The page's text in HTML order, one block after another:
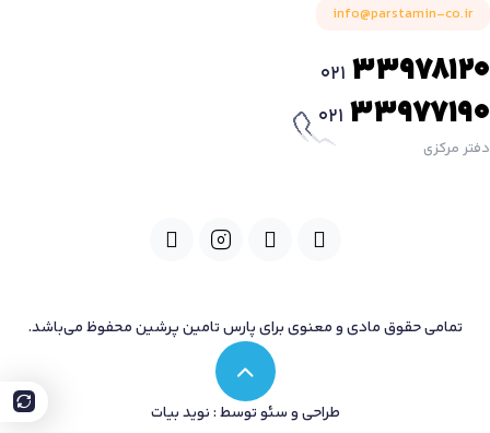
info@parstamin-co.ir
021 33978120
021 33977190
دفتر مرکزی
تمامی حقوق مادی و معنوی برای پارس تامین پرشین محفوظ می‌باشد.
طراحی و سئو توسط : نوید بیات